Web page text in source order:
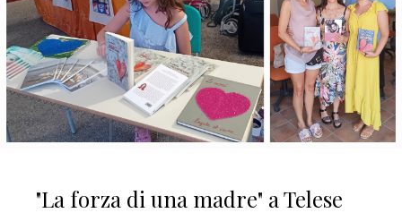
"La forza di una madre" a Telese